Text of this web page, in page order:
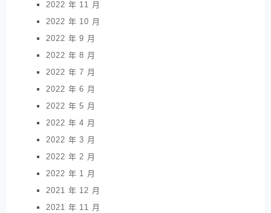
2022 年 11 月
2022 年 10 月
2022 年 9 月
2022 年 8 月
2022 年 7 月
2022 年 6 月
2022 年 5 月
2022 年 4 月
2022 年 3 月
2022 年 2 月
2022 年 1 月
2021 年 12 月
2021 年 11 月